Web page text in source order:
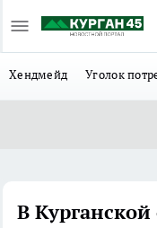
Хендмейд Уголок
В